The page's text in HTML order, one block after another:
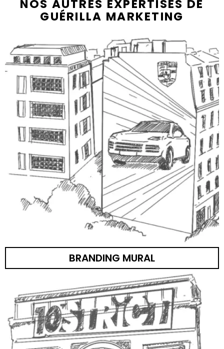
NOS AUTRES EXPERTISES DE
GUÉRILLA MARKETING
BRANDING MURAL